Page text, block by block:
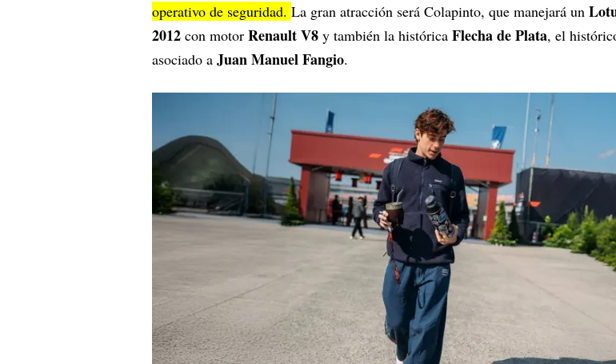
operativo de seguridad. La gran atracción será Colapinto, que manejará un
2012 con motor Renault V8 y también la histórica Flecha de Plata, el
asociado a Juan Manuel Fangio.